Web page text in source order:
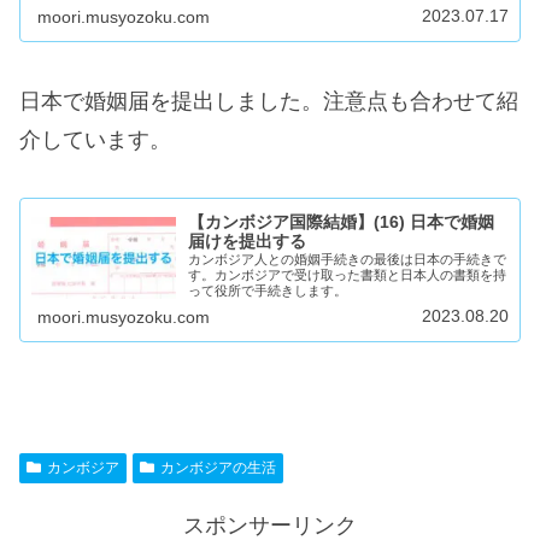
moori.musyozoku.com 2023.07.17
日本で婚姻届を提出しました。注意点も合わせて紹
介しています。
【カンボジア国際結婚】(16) 日本で婚姻
届けを提出する
カンボジア人との婚姻手続きの最後は日本の手続きで
す。カンボジアで受け取った書類と日本人の書類を持
って役所で手続きします。
moori.musyozoku.com 2023.08.20
カンボジア カンボジアの生活
スポンサーリンク